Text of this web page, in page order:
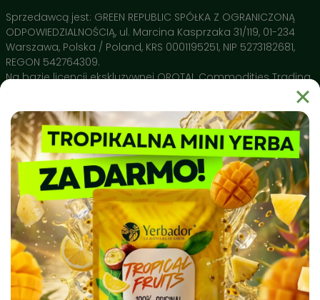
Sprzedawcą jest: GREEN REPUBLIC SPÓŁKA Z OGRANICZONĄ
ODPOWIEDZIALNOŚCIĄ, ul. Marcina Kasprzaka 31/119, 01-234
Warszawa, Polska / Poland, KRS 0001195251, NIP 5273182681,
REGON 542764309.
Na bazie licencji ekskluzywnej OROTAL Commodities Trading
Dlaczego warto wybrać Yerbador?
Yerbador Mate to produkt natury uprawiany w regionie Rio
Grande do Sul i spełniający najsurowsze normy czystości
sanitarnej. Nasz surowiec badany jest pod kątem czystości
biochemicznej, a produkty takie jak naczynia ceramiczne
Matero by Yerbador Proeko 2.0 szkliwione są w Europie bez
kadmu, ołowiu i molibdenu, dając najwyższą możliwą w
Europie jakość, a także bezpieczeństwo stosowania.